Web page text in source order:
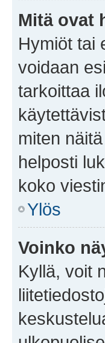
Mitä ovat
Hymiöt tai
voidaan
tarkoittaa
miten
helposti
koko
Ylös
Voinko
Kyllä, voit